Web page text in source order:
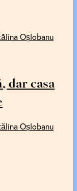
Oșlobanu
dar casa
Oșlobanu